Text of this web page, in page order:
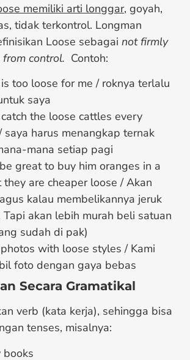
memiliki arti longgar, goyah,
tidak terkontrol. Longman
Loose sebagai not firmly
control. Contoh:
too loose for me / roknya terlalu
saya
the loose cattles every
saya harus menangkap ternak
mana setiap pagi
great to buy him oranges in a
they are cheaper loose / Akan
kalau membelikannya jeruk
Tapi akan lebih murah beli satuan
sudah di pak)
with loose styles / Kami
foto dengan gaya bebas
Secara Gramatikal
verb (kata kerja), sehingga bisa
tenses, misalnya:
books